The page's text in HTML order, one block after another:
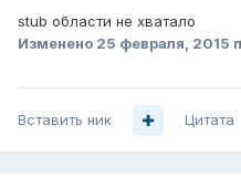
stub области не хватало
Изменено 25 февраля, 2015
Вставить ник Цитата